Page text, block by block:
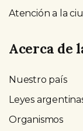
Atención a la
Acerca de
Nuestro país
Leyes
Organismos